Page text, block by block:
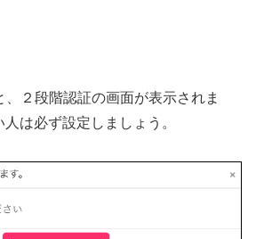
２段階認証の画面が表示されま
は必ず設定しましょう。